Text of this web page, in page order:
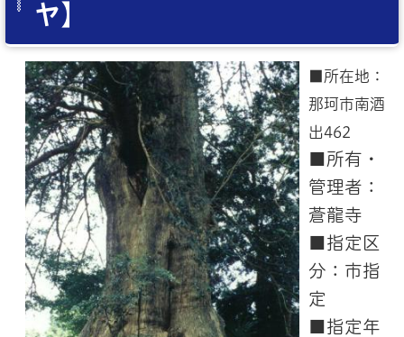
ヤ】
■所在地：
那珂市南酒
出462
■所有・
管理者：
蒼龍寺
■指定区
分：市指
定
■指定年